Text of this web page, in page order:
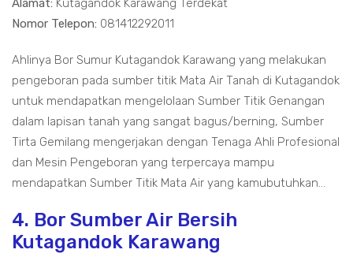
Alamat: Kutagandok Karawang Terdekat
Nomor Telepon: 081412292011
Ahlinya Bor Sumur Kutagandok Karawang yang melakukan
pengeboran pada sumber titik Mata Air Tanah di Kutagandok
untuk mendapatkan mengelolaan Sumber Titik Genangan
dalam lapisan tanah yang sangat bagus/berning, Sumber
Tirta Gemilang mengerjakan dengan Tenaga Ahli Profesional
dan Mesin Pengeboran yang terpercaya mampu
mendapatkan Sumber Titik Mata Air yang kamubutuhkan...
4. Bor Sumber Air Bersih
Kutagandok Karawang